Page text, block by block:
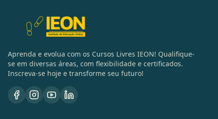
Aprenda e evolua com os Cursos Livres IEON! Qualifique-
se em diversas áreas, com flexibilidade e certificados.
Inscreva-se hoje e transforme seu futuro!